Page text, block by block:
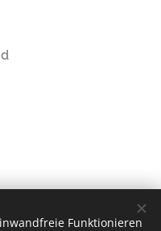
Funktionieren